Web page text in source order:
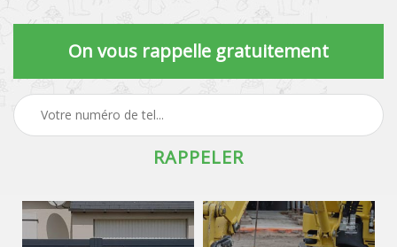
On vous rappelle gratuitement